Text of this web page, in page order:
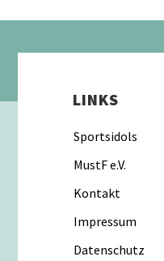
LINKS
Sportsidols
MustF e.V.
Kontakt
Impressum
Datenschutz